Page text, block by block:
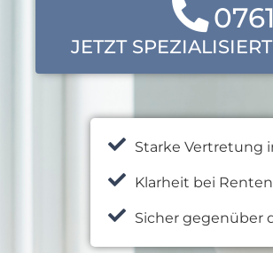
JETZT
Starke Vertretung
Klarheit bei
Sicher gegenüber